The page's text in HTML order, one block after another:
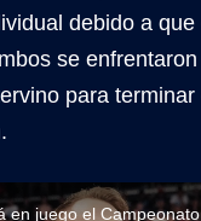
debido a que
se
para